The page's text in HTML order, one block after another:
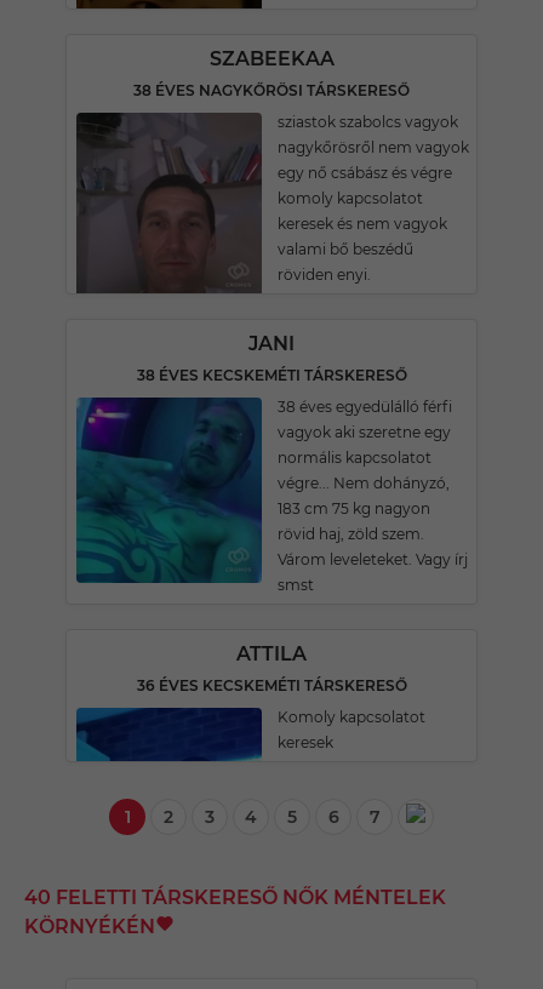
SZABEEKAA
38 ÉVES NAGYKŐRÖSI TÁRSKERESŐ
sziastok szabolcs vagyok
nagykőrösről nem vagyok
egy nő csábász és végre
komoly kapcsolatot
keresek és nem vagyok
valami bő beszédű
röviden enyi.
JANI
38 ÉVES KECSKEMÉTI TÁRSKERESŐ
38 éves egyedülálló férfi
vagyok aki szeretne egy
normális kapcsolatot
végre... Nem dohányzó,
183 cm 75 kg nagyon
rövid haj, zöld szem.
Várom leveleteket. Vagy írj
smst
ATTILA
36 ÉVES KECSKEMÉTI TÁRSKERESŐ
Komoly kapcsolatot
keresek
1 2 3 4 5 6 7
40 FELETTI TÁRSKERESŐ NŐK MÉNTELEK
KÖRNYÉKÉN